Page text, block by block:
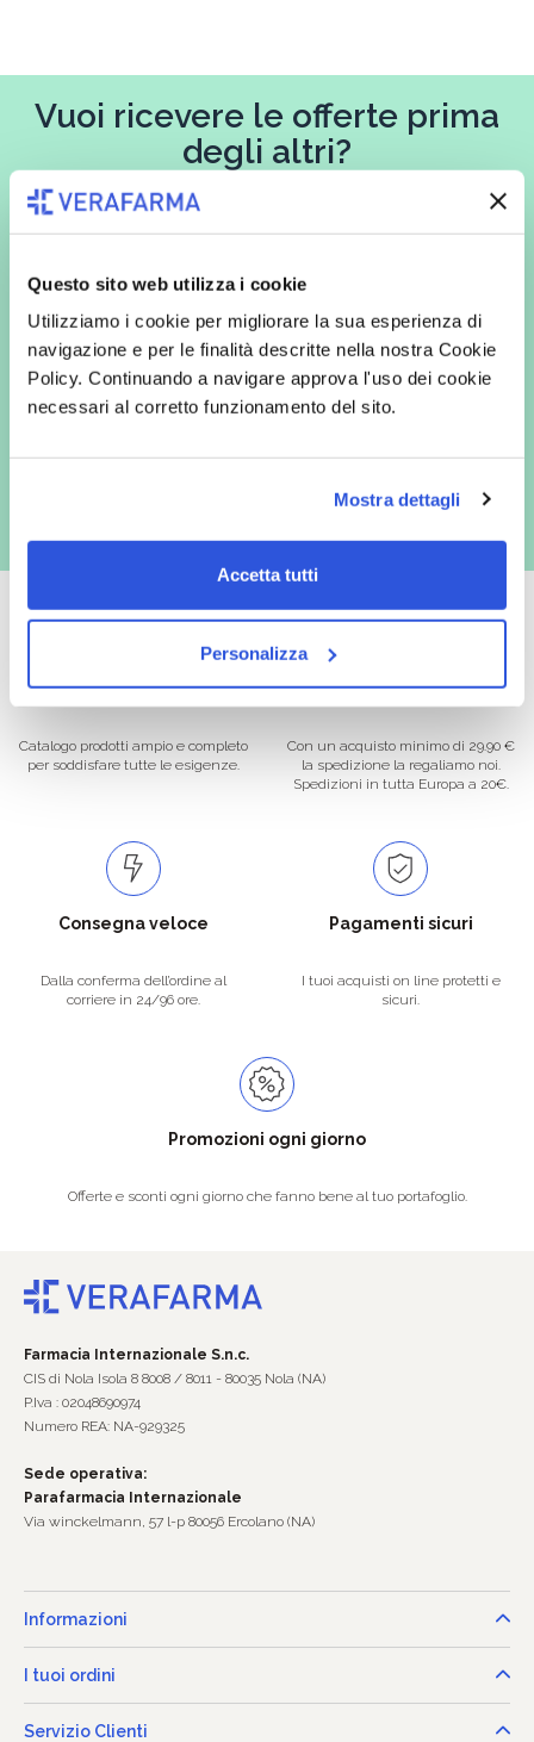
Questo sito web utilizza i cookie
Utilizziamo i cookie per migliorare la sua esperienza di
navigazione e per le finalità descritte nella nostra Cookie
Policy. Continuando a navigare approva l'uso dei cookie
necessari al corretto funzionamento del sito.
Mostra dettagli
Accetta tutti
Personalizza
Vuoi ricevere le offerte prima
degli altri?
Iscriviti alla newsletter
In qualità di interessato, avendo letto l’informativaPrivacy Policy
redatta ai sensi del Regolamento EU 2016/679, acconsento
espressamente al trattamento dei miei dati personali per finalità
commerciali da parte di Verafarma, tra cui invio di comunicazioni
marketing (con modalità telematiche - quali ad es. newsletter ed e-mail
Oltre 50.000 prodotti
Catalogo prodotti ampio e completo
per soddisfare tutte le esigenze.
Spedizione gratuita
Con un acquisto minimo di 29.90 €
la spedizione la regaliamo noi.
Spedizioni in tutta Europa a 20€.
Consegna veloce
Dalla conferma dell’ordine al
corriere in 24/96 ore.
Pagamenti sicuri
I tuoi acquisti on line protetti e
sicuri.
Promozioni ogni giorno
Offerte e sconti ogni giorno che fanno bene al tuo portafoglio.
Farmacia Internazionale S.n.c.
CIS di Nola Isola 8 8008 / 8011 - 80035 Nola (NA)
P.Iva : 02048690974
Numero REA: NA-929325
Sede operativa:
Parafarmacia Internazionale
Via winckelmann, 57 l-p 80056 Ercolano (NA)
Informazioni
I tuoi ordini
Servizio Clienti